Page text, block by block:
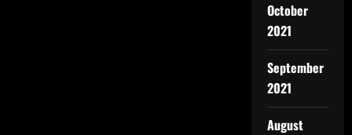
October
2021
September
2021
August